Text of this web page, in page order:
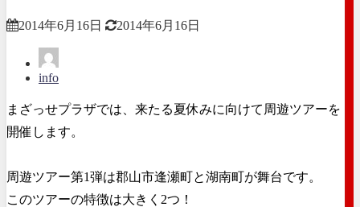
2014年6月16日 2014年6月16日
info
まざっせプラザでは、来たる夏休みに向けて周遊ツアーを
開催します。
周遊ツアー第1弾は郡山市逢瀬町と湖南町が舞台です。
このツアーの特徴は大きく2つ！